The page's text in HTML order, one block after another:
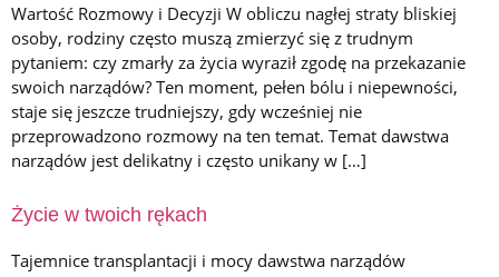
Wartość Rozmowy i Decyzji W obliczu nagłej straty bliskiej
osoby, rodziny często muszą zmierzyć się z trudnym
pytaniem: czy zmarły za życia wyraził zgodę na przekazanie
swoich narządów? Ten moment, pełen bólu i niepewności,
staje się jeszcze trudniejszy, gdy wcześniej nie
przeprowadzono rozmowy na ten temat. Temat dawstwa
narządów jest delikatny i często unikany w […]
Życie w twoich rękach
Tajemnice transplantacji i mocy dawstwa narządów